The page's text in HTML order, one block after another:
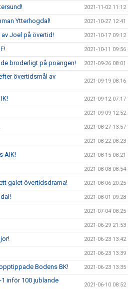
2021-11-02 11:12
Ytterhogdal! 2021-10-27 12:41
Joel på övertid! 2021-10-17 09:12
2021-10-11 09:56
broderligt på poängen! 2021-09-26 08:01
övertidsmål av
2021-09-19 08:16
2021-09-12 07:17
2021-09-09 12:52
2021-08-27 13:57
2021-08-22 08:23
AIK! 2021-08-15 08:21
2021-08-08 08:54
galet övertidsdrama! 2021-08-06 20:25
2021-08-01 09:28
2021-07-04 08:25
2021-06-29 21:53
2021-06-23 13:42
2021-06-23 13:39
Bodens BK! 2021-06-23 13:35
inför 100 jublande
2021-06-10 08:52